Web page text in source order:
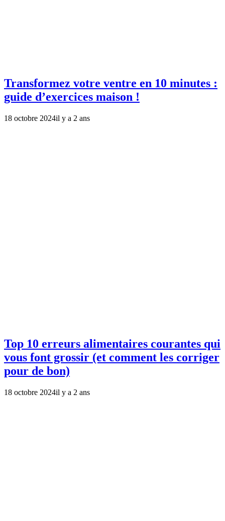
Transformez votre ventre en 10 minutes :
guide d’exercices maison !
18 octobre 2024il y a 2 ans
Top 10 erreurs alimentaires courantes qui
vous font grossir (et comment les corriger
pour de bon)
18 octobre 2024il y a 2 ans